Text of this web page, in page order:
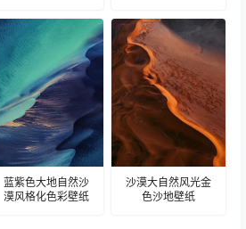
蓝紫色大地自然沙
漠风格化色彩壁纸
沙漠大自然风光金
色沙地壁纸